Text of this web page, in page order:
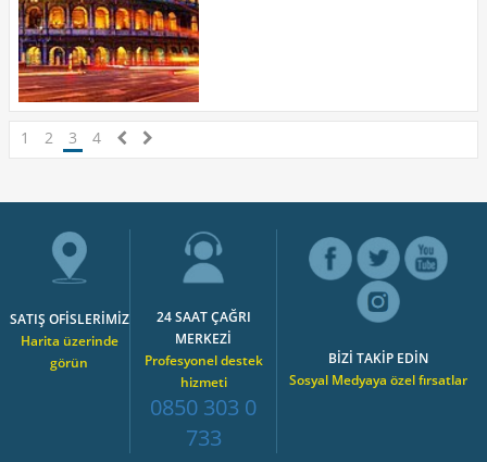
1 2 3 4
SATIŞ OFİSLERİMİZ
Harita üzerinde
görün
24 SAAT ÇAĞRI
MERKEZİ
Profesyonel destek
hizmeti
0850 303 0
733
BİZİ TAKİP EDİN
Sosyal Medyaya özel fırsatlar